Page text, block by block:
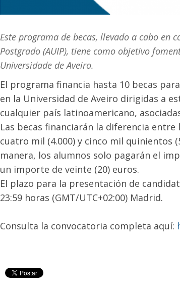
Este programa de becas, llevado a cabo en
Postgrado (AUIP), tiene como objetivo
Universidade de Aveiro.
El programa financia hasta 10 becas
en la Universidad de Aveiro dirigidas a
cualquier país latinoamericano,
Las becas financiarán la diferencia
cuatro mil (4.000) y cinco mil quinientos
manera, los alumnos solo pagarán el
un importe de veinte (20) euros.
El plazo para la presentación de
23:59 horas (GMT/UTC+02:00) Madrid.
Consulta la convocatoria completa aquí: